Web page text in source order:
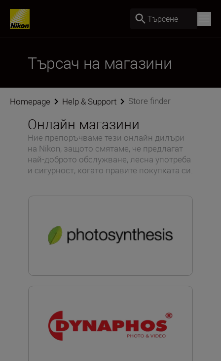
Търсене
Търсач на магазини
Homepage Help & Support Store finder
Онлайн магазини
Ние препоръчваме тези онлайн дилъри
на Nikon, защото смятаме, че предлагат
най-доброто обслужване, лесна употреба
и сигурност, когато правите покупката си.